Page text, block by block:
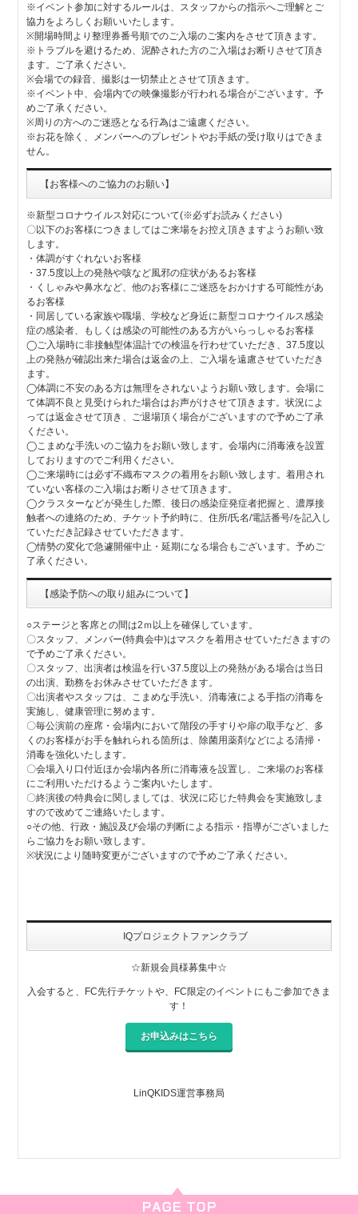
※イベント参加に対するルールは、スタッフからの指示へご理解とご
協力をよろしくお願いいたします。
※開場時間より整理券番号順でのご入場のご案内をさせて頂きます。
※トラブルを避けるため、泥酔された方のご入場はお断りさせて頂き
ます。ご了承ください。
※会場での録音、撮影は一切禁止とさせて頂きます。
※イベント中、会場内での映像撮影が行われる場合がございます。予
めご了承ください。
※周りの方へのご迷惑となる行為はご遠慮ください。
※お花を除く、メンバーへのプレゼントやお手紙の受け取りはできま
せん。
【お客様へのご協力のお願い】
※新型コロナウイルス対応について(※必ずお読みください)
〇以下のお客様につきましてはご来場をお控え頂きますようお願い致
します。
・体調がすぐれないお客様
・37.5度以上の発熱や咳など風邪の症状があるお客様
・くしゃみや鼻水など、他のお客様にご迷惑をおかけする可能性があ
るお客様
・同居している家族や職場、学校など身近に新型コロナウイルス感染
症の感染者、もしくは感染の可能性のある方がいらっしゃるお客様
◯ご入場時に非接触型体温計での検温を行わせていただき、37.5度以
上の発熱が確認出来た場合は返金の上、ご入場を遠慮させていただき
ます。
◯体調に不安のある方は無理をされないようお願い致します。会場に
て体調不良と見受けられた場合はお声がけさせて頂きます。状況によ
っては返金させて頂き、ご退場頂く場合がございますので予めご了承
ください。
◯こまめな手洗いのご協力をお願い致します。会場内に消毒液を設置
しておりますのでご利用ください。
◯ご来場時には必ず不織布マスクの着用をお願い致します。着用され
ていない客様のご入場はお断りさせて頂きます。
◯クラスターなどが発生した際、後日の感染症発症者把握と、濃厚接
触者への連絡のため、チケット予約時に、住所/氏名/電話番号/を記入し
ていただき記録させていただきます。
◯情勢の変化で急遽開催中止・延期になる場合もございます。予めご
了承ください。
【感染予防への取り組みについて】
○ステージと客席との間は2ｍ以上を確保しています。
〇スタッフ、メンバー(特典会中)はマスクを着用させていただきますの
で予めご了承ください。
〇スタッフ、出演者は検温を行い37.5度以上の発熱がある場合は当日
の出演、勤務をお休みさせていただきます。
〇出演者やスタッフは、こまめな手洗い、消毒液による手指の消毒を
実施し、健康管理に努めます。
〇毎公演前の座席・会場内において階段の手すりや扉の取手など、多
くのお客様がお手を触れられる箇所は、除菌用薬剤などによる清掃・
消毒を強化いたします。
〇会場入り口付近ほか会場内各所に消毒液を設置し、ご来場のお客様
にご利用いただけるようご案内いたします。
〇終演後の特典会に関しましては、状況に応じた特典会を実施致しま
すので改めてご連絡いたします。
○その他、行政・施設及び会場の判断による指示・指導がございました
らご協力をお願い致します。
※状況により随時変更がございますので予めご了承ください。
IQプロジェクトファンクラブ
☆新規会員様募集中☆
入会すると、FC先行チケットや、FC限定のイベントにもご参加できま
す！
お申込みはこちら
LinQKIDS運営事務局